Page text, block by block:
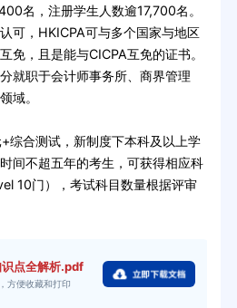
名，注册学生人数逾17,700名。
可，HKICPA可与多个国家与地区
免，且是能与CICPA互免的证书。
就职于会计师事务所、商界管理
域。
合测试，新制度下本科及以上学
间不超五年的考生，可获得相应科
10门），考试科目数量根据评审
点全解析.pdf
方便收藏和打印